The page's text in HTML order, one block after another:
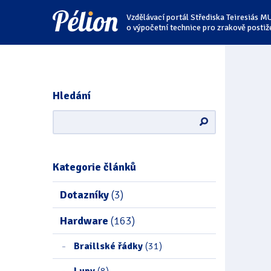
Přejít
na
štítky
Přejít
na
kategorie
Přejít
na
obsah
Vzdělávací portál Střediska Teiresiás
o výpočetní technice pro zrakově
Hledání
Kategorie článků
Dotazníky(3)
Hardware (163)
Braillské řádky (31)